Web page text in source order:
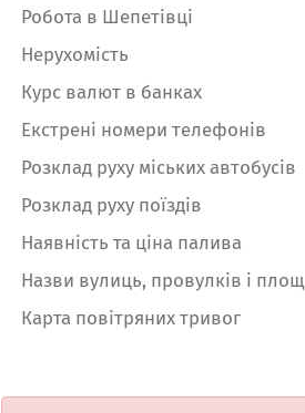
Робота в Шепетівці
Нерухомість
Курс валют в банках
Екстрені номери телефонів
Розклад руху міських автобусів
Розклад руху поїздів
Наявність та ціна палива
Назви вулиць, провулків і площ
Карта повітряних тривог